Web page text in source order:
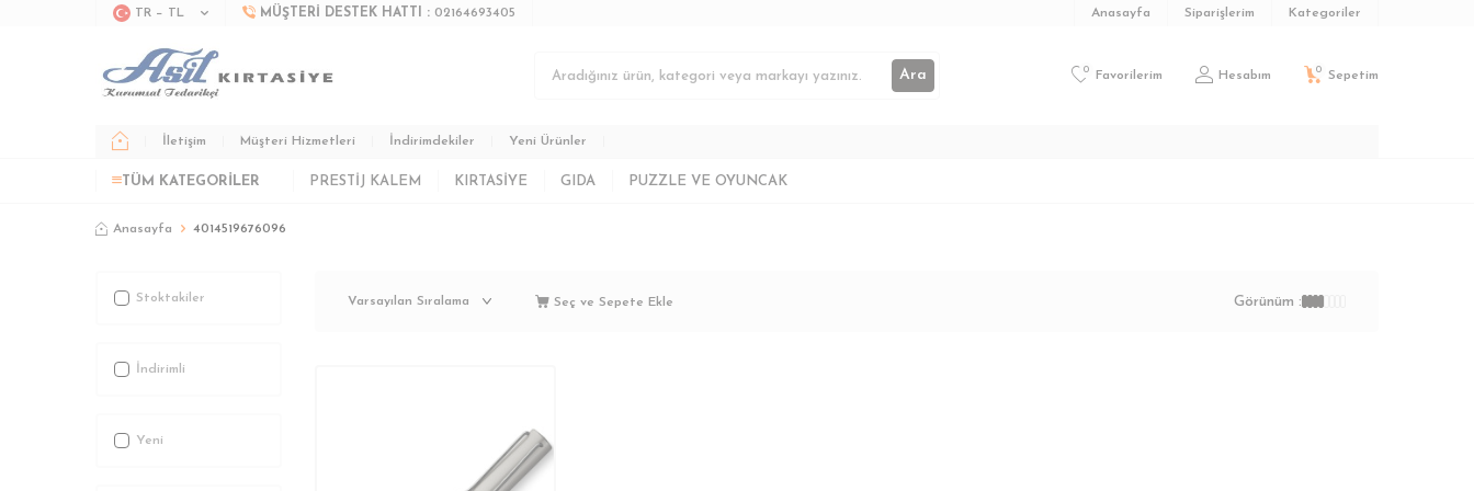
TR − TL MÜŞTERI DESTEK HATTI : 02164693405 Anasayfa Siparişlerim Kategoriler
Ara 0 Favorilerim Hesabım 0 Sepetim
İletişim Müşteri Hizmetleri İndirimdekiler Yeni Ürünler
TÜM KATEGORILER PRESTIJ KALEM KIRTASIYE GIDA PUZZLE VE OYUNCAK
Anasayfa 4014519676096
Stoktakiler
İndirimli
Yeni
Seç ve Sepete Ekle Görünüm :